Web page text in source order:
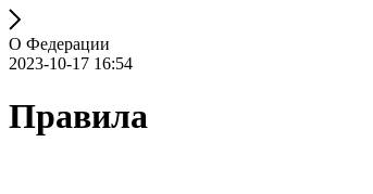
О Федерации
2023-10-17 16:54
Правила